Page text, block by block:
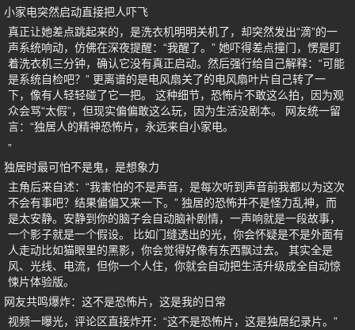
小家电突然启动直接把人吓飞
真正让她差点跳起来的，是洗衣机明明关机了，却突然发出“滴”的一
声系统响动，仿佛在深夜提醒：“我醒了。” 她吓得差点撞门，愣是盯
着洗衣机三分钟，确认它没有真正启动。然后强行给自己解释：“可能
是系统自检吧？” 更离谱的是电风扇关了的电风扇叶片自己转了一
下，像有人轻轻碰了它一把。 这种细节，恐怖片不敢这么拍，因为观
众会骂“太假”，但现实偏偏敢这么玩，因为生活没剧本。 网友统一留
言：“独居人的精神恐怖片，永远来自小家电。
”
独居时最可怕不是鬼，是想象力
主角后来自述：“我害怕的不是声音，是每次听到声音前我都以为这次
不会有事吧？结果偏偏又来一下。” 独居的恐怖并不是怪力乱神，而
是太安静。安静到你的脑子会自动脑补剧情，一声响就是一段故事，
一个影子就是一个假设。 比如门缝透出的光，你会怀疑是不是外面有
人走动比如猫眼里的黑影，你会觉得好像有东西飘过去。 其实全是
风、光线、电流，但你一个人住，你就会自动把生活升级成全自动惊
悚片体验版。
网友共鸣爆炸：这不是恐怖片，这是我的日常
视频一曝光，评论区直接炸开：“这不是恐怖片，这是独居纪录片。”